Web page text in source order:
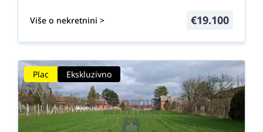
Više o nekretnini > €19.100
Plac Ekskluzivno